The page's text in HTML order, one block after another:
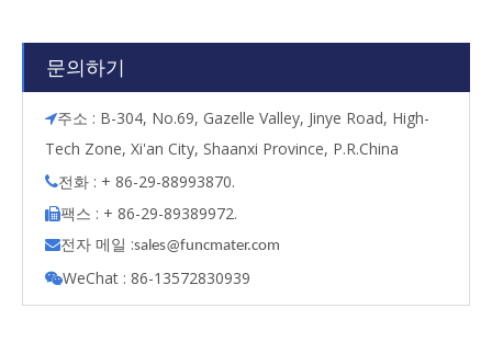
문의하기
주소 : B-304, No.69, Gazelle Valley, Jinye Road, High-
Tech Zone, Xi'an City, Shaanxi Province, P.R.China
전화 : + 86-29-88993870.
팩스 : + 86-29-89389972.
전자 메일 :sales@funcmater.com
WeChat : 86-13572830939